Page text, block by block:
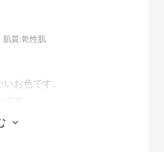
肌質:乾性肌
お色です。
めたいと